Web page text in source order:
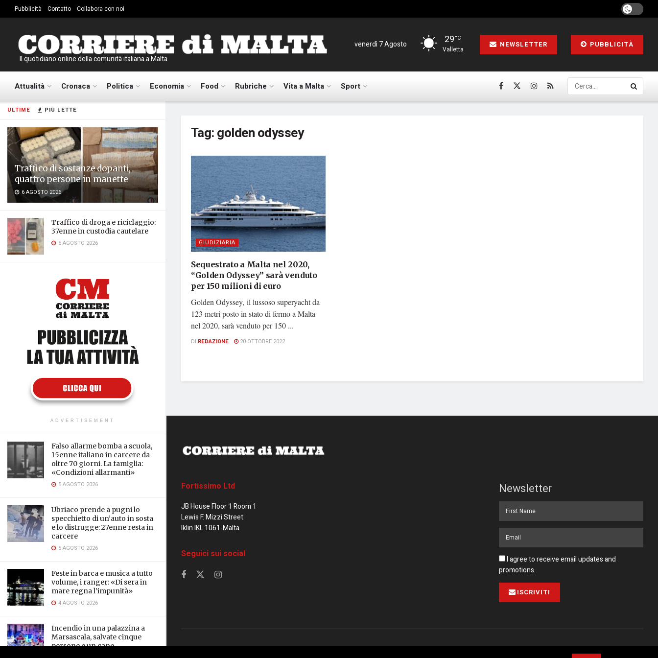
ULTIME PIÙ LETTE
Traffico di sostanze dopanti,
quattro persone in manette
6 AGOSTO 2026
Traffico di droga e riciclaggio:
37enne in custodia cautelare
6 AGOSTO 2026
ADVERTISEMENT
Falso allarme bomba a scuola,
15enne italiano in carcere da
oltre 70 giorni. La famiglia:
«Condizioni allarmanti»
5 AGOSTO 2026
Ubriaco prende a pugni lo
specchietto di un’auto in sosta
e lo distrugge: 27enne resta in
carcere
5 AGOSTO 2026
Feste in barca e musica a tutto
volume, i ranger: «Di sera in
mare regna l’impunità»
4 AGOSTO 2026
Incendio in una palazzina a
Marsascala, salvate cinque
persone e un cane
Pubblicità Contatto Collabora con noi
Il quotidiano online della comunità italiana a Malta
venerdì 7 Agosto 29°C
Valletta
NEWSLETTER PUBBLICITÀ
Attualità Cronaca Politica Economia Food Rubriche Vita a Malta Sport
Tag:golden odyssey
GIUDIZIARIA
Sequestrato a Malta nel 2020,
“Golden Odyssey” sarà venduto
per 150 milioni di euro
Golden Odyssey, il lussoso superyacht da
123 metri posto in stato di fermo a Malta
nel 2020, sarà venduto per 150 ...
DI REDAZIONE 20 OTTOBRE 2022
Fortissimo Ltd
JB House Floor 1 Room 1
Lewis F. Mizzi Street
Iklin IKL 1061-Malta
Seguici sui social
Newsletter
I agree to receive email updates and
promotions.
ISCRIVITI
Pubblicità Collabora con noi Contatto Privacy Policy